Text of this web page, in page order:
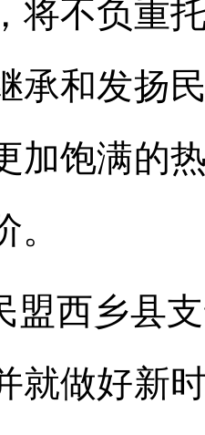
将不负重
承和发扬
加饱满的
盟西乡县
就做好新